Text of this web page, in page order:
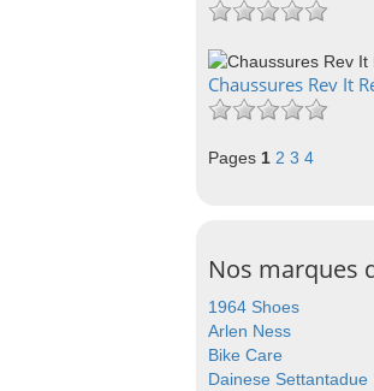
Chaussures Rev It
Pages 1 2 3 4
Nos marques
1964 Shoes
Arlen Ness
Bike Care
Dainese Settantadue